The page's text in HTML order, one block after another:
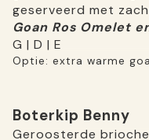
geserveerd met
Goan Ros Omelet
G | D | E
Optie: extra warme
Boterkip Benny
Geroosterde